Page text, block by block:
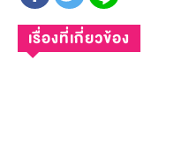
เรื่องที่เกี่ยวข้อง